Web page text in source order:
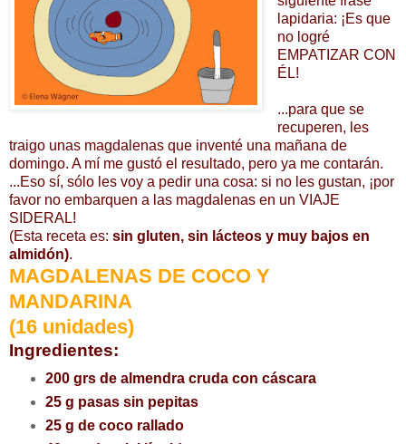
lapidaria: ¡Es que
no logré
EMPATIZAR CON
ÉL!
...para que se
recuperen, les
traigo unas magdalenas que inventé una mañana de
domingo. A mí me gustó el resultado, pero ya me contarán.
...Eso sí, sólo les voy a pedir una cosa: si no les gustan, ¡por
favor no embarquen a las magdalenas en un VIAJE
SIDERAL!
(Esta receta es: sin gluten, sin lácteos y muy bajos en
almidón).
MAGDALENAS DE COCO Y
MANDARINA
(16 unidades)
Ingredientes:
200 grs de almendra cruda con cáscara
25 g pasas sin pepitas
25 g de coco rallado